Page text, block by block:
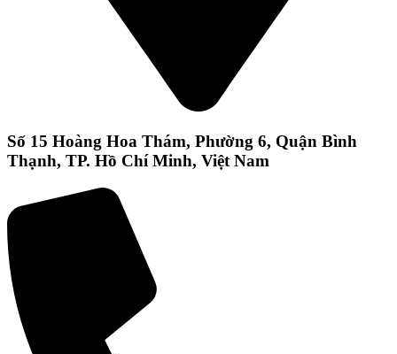
Số 15 Hoàng Hoa Thám, Phường 6, Quận Bình
Thạnh, TP. Hồ Chí Minh, Việt Nam